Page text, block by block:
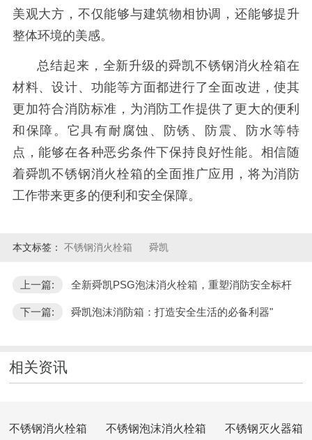
美观大方，不仅能够与建筑物相协调，还能够提升
整体环境的美感。
总结起来，全新升级的舜凯不锈钢消火栓箱在
材料、设计、功能等方面都进行了全面改进，使其
更加符合消防标准，为消防工作提供了更大的便利
和保障。它具有耐腐蚀、防锈、防震、防水等特
点，能够在各种恶劣条件下保持良好性能。相信随
着舜凯不锈钢消火栓箱的全面推广应用，将为消防
工作带来更多的便利和安全保障。
本文标签： 不锈钢消火栓箱 舜凯
上一篇: 全新舜凯PSG泡沫消火栓箱，重塑消防安全标杆
下一篇: 舜凯泡沫消防箱：打造安全生活的必备利器"
相关资讯
不锈钢消火栓箱 不锈钢泡沫消火栓箱 不锈钢灭火器箱